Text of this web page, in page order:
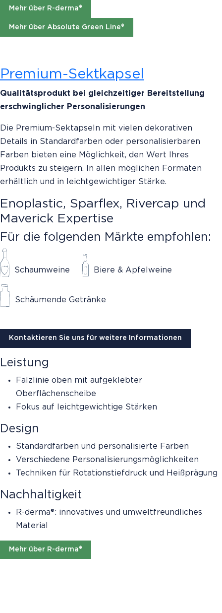
Mehr über R-derma®
Mehr über Absolute Green Line®
Premium-Sektkapsel
Qualitätsprodukt bei gleichzeitiger Bereitstellung
erschwinglicher Personalisierungen
Die Premium-Sektapseln mit vielen dekorativen
Details in Standardfarben oder personalisierbaren
Farben bieten eine Möglichkeit, den Wert Ihres
Produkts zu steigern. In allen möglichen Formaten
erhältlich und in leichtgewichtiger Stärke.
Enoplastic, Sparflex, Rivercap und
Maverick Expertise
Für die folgenden Märkte empfohlen:
Schaumweine Biere & Apfelweine
Schäumende Getränke
Kontaktieren Sie uns für weitere Informationen
Leistung
Falzlinie oben mit aufgeklebter
Oberflächenscheibe
Fokus auf leichtgewichtige Stärken
Design
Standardfarben und personalisierte Farben
Verschiedene Personalisierungsmöglichkeiten
Techniken für Rotationstiefdruck und Heißprägung
Nachhaltigkeit
R-derma®: innovatives und umweltfreundliches
Material
Mehr über R-derma®